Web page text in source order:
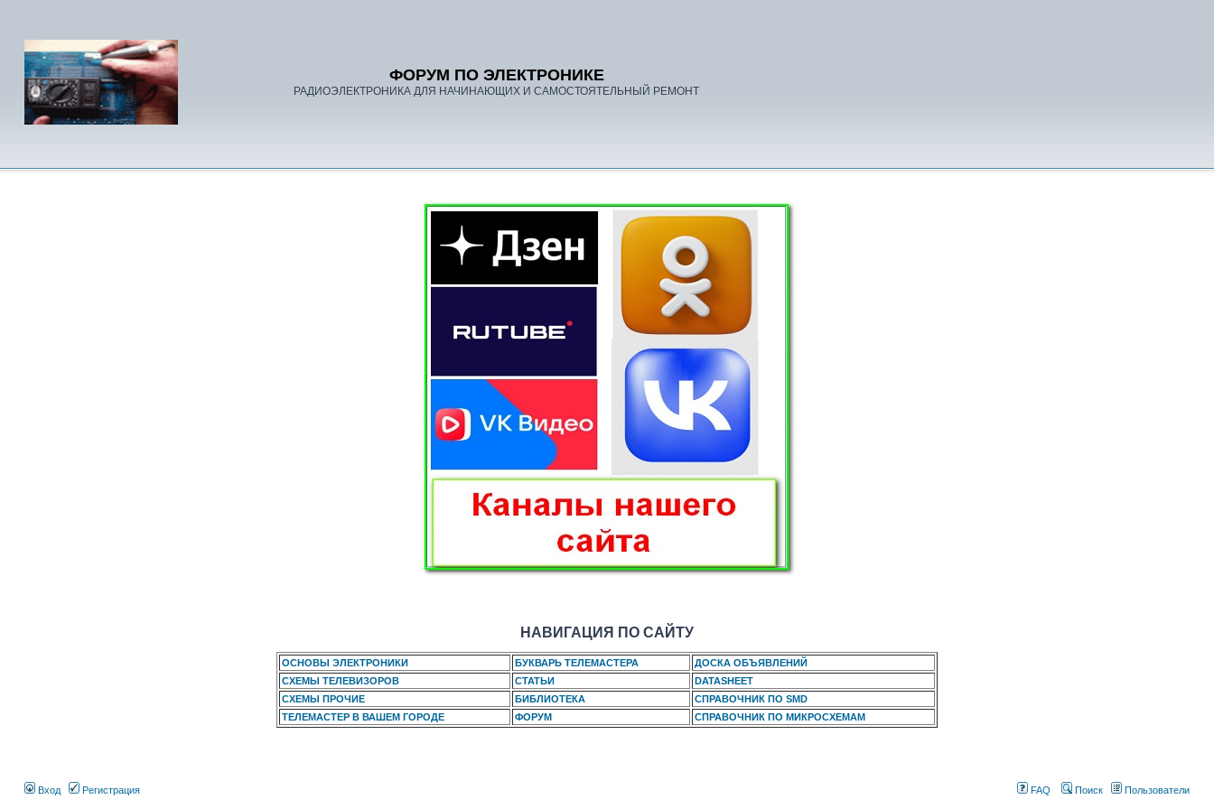
ФОРУМ ПО ЭЛЕКТРОНИКЕ
РАДИОЭЛЕКТРОНИКА ДЛЯ НАЧИНАЮЩИХ И САМОСТОЯТЕЛЬНЫЙ РЕМОНТ
НАВИГАЦИЯ ПО САЙТУ
ОСНОВЫ ЭЛЕКТРОНИКИ БУКВАРЬ ТЕЛЕМАСТЕРА
ДОСКА ОБЪЯВЛЕНИЙ
СХЕМЫ ТЕЛЕВИЗОРОВ
СТАТЬИ
DATASHEET
СХЕМЫ ПРОЧИЕ
БИБЛИОТЕКА
СПРАВОЧНИК ПО SMD
ТЕЛЕМАСТЕР В ВАШЕМ ГОРОДЕ
ФОРУМ СПРАВОЧНИК ПО МИКРОСХЕМАМ
Вход Регистрация FAQ Поиск Пользователи